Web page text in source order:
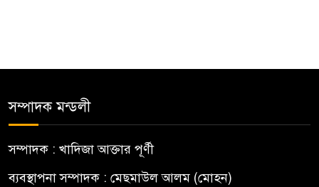
সম্পাদক মন্ডলী
সম্পাদক : খাদিজা আক্তার পূর্ণী
ব্যবস্থাপনা সম্পাদক : মেছমাউল আলম (মোহন)